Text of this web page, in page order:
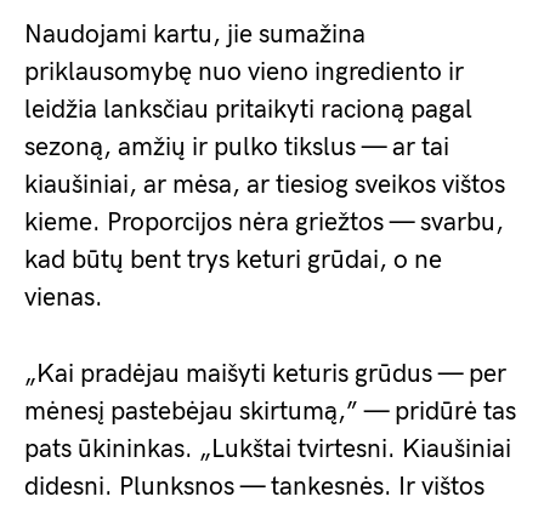
Naudojami kartu, jie sumažina
priklausomybę nuo vieno ingrediento ir
leidžia lanksčiau pritaikyti racioną pagal
sezoną, amžių ir pulko tikslus — ar tai
kiaušiniai, ar mėsa, ar tiesiog sveikos vištos
kieme. Proporcijos nėra griežtos — svarbu,
kad būtų bent trys keturi grūdai, o ne
vienas.
„Kai pradėjau maišyti keturis grūdus — per
mėnesį pastebėjau skirtumą,” — pridūrė tas
pats ūkininkas. „Lukštai tvirtesni. Kiaušiniai
didesni. Plunksnos — tankesnės. Ir vištos